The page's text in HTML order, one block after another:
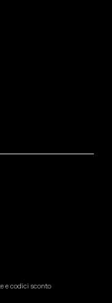
e codici sconto